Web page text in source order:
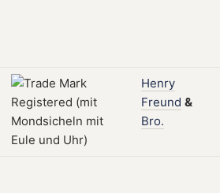
Henry
Freund &
Bro.